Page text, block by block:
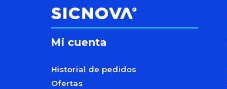
Mi cuenta
Historial de pedidos
Ofertas